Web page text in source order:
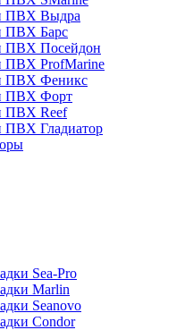
ПВХ Выдра
ПВХ Барс
ПВХ Посейдон
ПВХ ProfMarine
ПВХ Феникс
ПВХ Форт
ПВХ Reef
ПВХ Гладиатор
Sea-Pro
Marlin
Seanovo
Condor